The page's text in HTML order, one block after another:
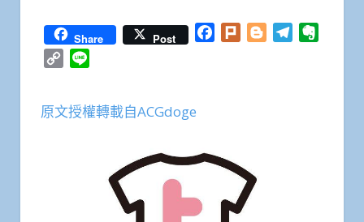
Share Post Facebook
Plurk BloggerTelegram
Copy
原文授權轉載自ACGdoge